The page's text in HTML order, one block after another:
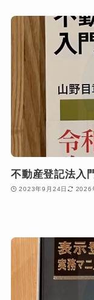
不動産登記法入
2023年9月24日 2026